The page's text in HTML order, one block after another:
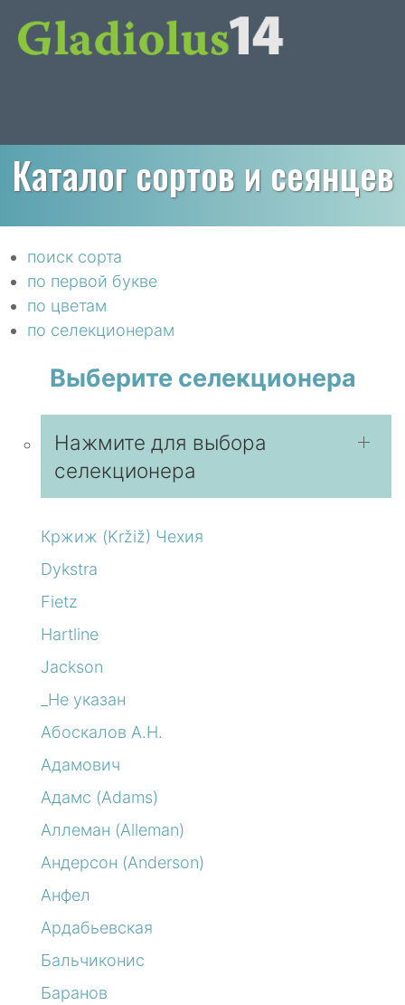
Каталог сортов и сеянцев
поиск сорта
по первой букве
по цветам
по селекционерам
Выберите селекционера
Нажмите для выбора
селекционера
Кржиж (Kržiž) Чехия
Dykstra
Fietz
Hartline
Jackson
_Не указан
Абоскалов А.Н.
Адамович
Адамс (Adams)
Аллеман (Alleman)
Андерсон (Anderson)
Анфел
Ардабьевская
Бальчиконис
Баранов